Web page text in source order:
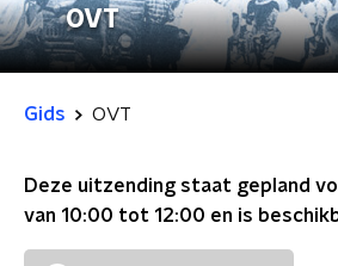
OVT
Gids OVT
Deze uitzending staat gepland
van 10:00 tot 12:00 en is